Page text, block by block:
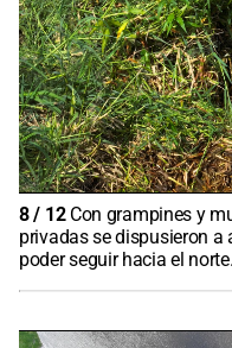
8/ 12 Con grampines y
privadas se dispusieron a
poder seguir hacia el norte.